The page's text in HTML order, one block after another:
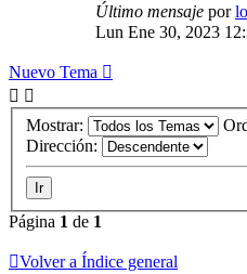
Último mensaje por
Lun Ene 30, 2023
Nuevo Tema
Mostrar:
Dirección:
Página 1 de 1
Volver a Índice general